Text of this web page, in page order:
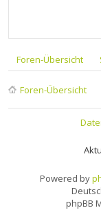
Foren-Übersicht
Foren-Übersicht
Powered by
phpBB